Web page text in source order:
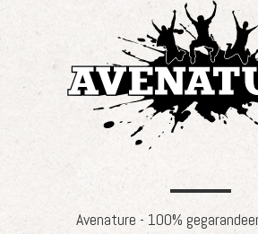
Avenature - 100%